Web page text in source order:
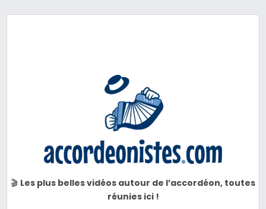
🎬 Les plus belles vidéos autour de l’accordéon, toutes
réunies ici !